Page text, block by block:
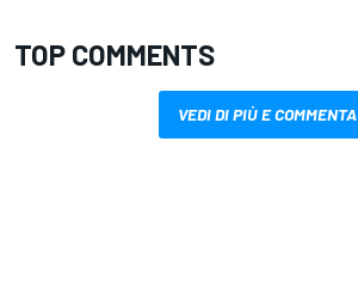
TOP COMMENTS
VEDI DI PIÙ E COMMENTA